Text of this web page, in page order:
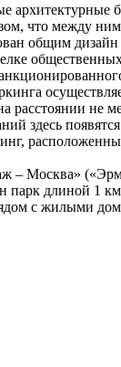
что между
общим
расстоянии не
здесь
– Москвa»
парк длиной 1
с жилыми